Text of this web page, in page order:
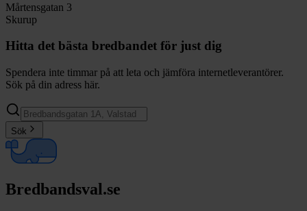
Mårtensgatan 3
Skurup
Hitta det bästa bredbandet för just dig
Spendera inte timmar på att leta och jämföra internetleverantörer.
Sök på din adress här.
Sök
Bredbandsval.se